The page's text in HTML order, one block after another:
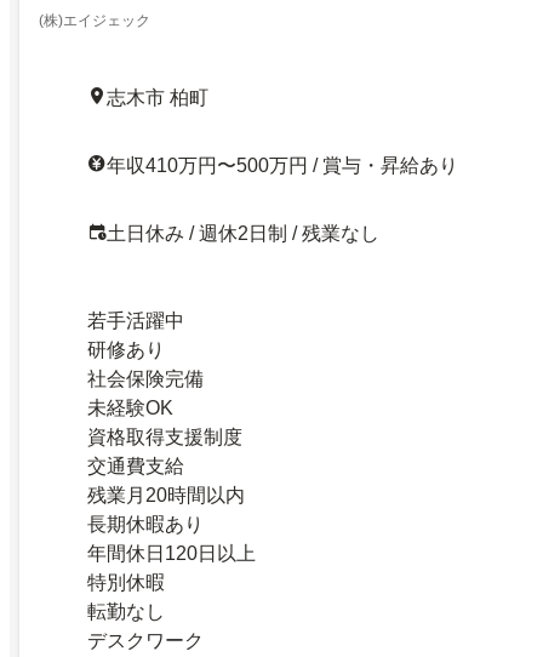
(株)エイジェック
志木市 柏町
年収410万円〜500万円 / 賞与・昇給あり
土日休み / 週休2日制 / 残業なし
若手活躍中
研修あり
社会保険完備
未経験OK
資格取得支援制度
交通費支給
残業月20時間以内
長期休暇あり
年間休日120日以上
特別休暇
転勤なし
デスクワーク